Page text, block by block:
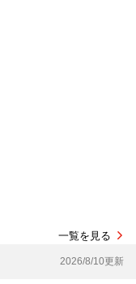
一覧を見る
2026/8/10更新